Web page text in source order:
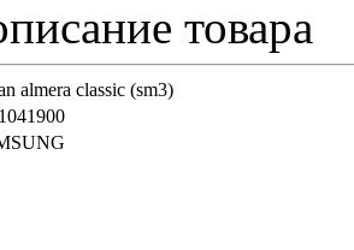
товара
almera classic (sm3)